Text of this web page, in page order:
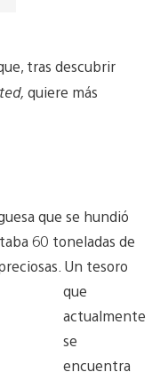
tras descubrir
quiere más
que se hundió
60 toneladas de
Un tesoro
que
actualmente
se
encuentra